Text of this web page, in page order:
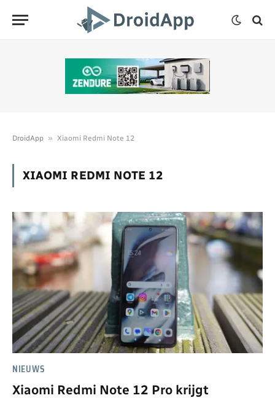
DroidApp » Xiaomi Redmi Note 12
XIAOMI REDMI NOTE 12
NIEUWS
Xiaomi Redmi Note 12 Pro krijgt